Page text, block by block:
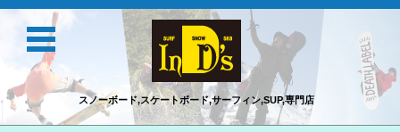
スノーボード,スケートボード,サーフィン,SUP,専門店
コンテンツに移動